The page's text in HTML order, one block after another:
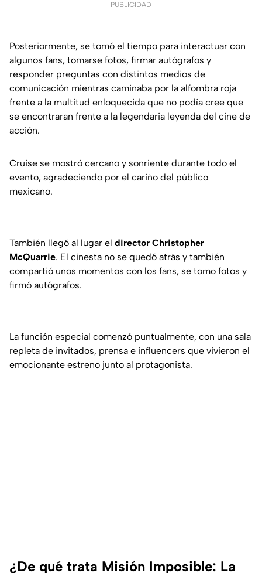
PUBLICIDAD
Posteriormente, se tomó el tiempo para interactuar con
algunos fans, tomarse fotos, firmar autógrafos y
responder preguntas con distintos medios de
comunicación mientras caminaba por la alfombra roja
frente a la multitud enloquecida que no podía cree que
se encontraran frente a la legendaria leyenda del cine de
acción.
Cruise se mostró cercano y sonriente durante todo el
evento, agradeciendo por el cariño del público
mexicano.
También llegó al lugar el director Christopher
McQuarrie. El cinesta no se quedó atrás y también
compartió unos momentos con los fans, se tomo fotos y
firmó autógrafos.
La función especial comenzó puntualmente, con una sala
repleta de invitados, prensa e influencers que vivieron el
emocionante estreno junto al protagonista.
¿De qué trata Misión Imposible: La